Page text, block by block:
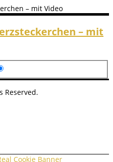
– mit
Reserved.
Cookie Banner